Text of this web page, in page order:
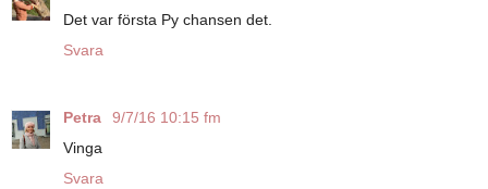
Det var första Py chansen det.
Svara
Petra
9/7/16 10:15 fm
Vinga
Svara